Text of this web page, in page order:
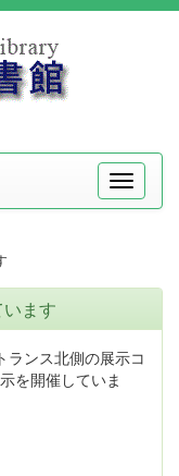
メ
ニ
ます
ランス北側の展示コ
を開催していま